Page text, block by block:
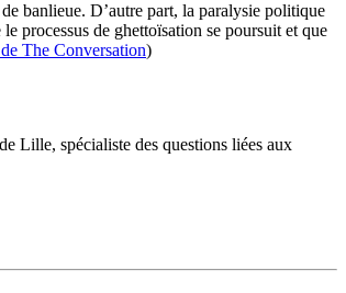
banlieue. D’autre part, la paralysie politique
processus de ghettoïsation se poursuit et que
The Conversation)
Lille, spécialiste des questions liées aux